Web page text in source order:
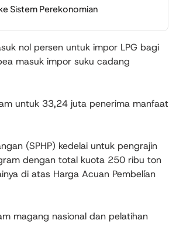
Sistem Perekonomian
nol persen untuk impor LPG bagi
masuk impor suku cadang
untuk 33,24 juta penerima manfaat
(SPHP) kedelai untuk pengrajin
dengan total kuota 250 ribu ton
di atas Harga Acuan Pembelían
magang nasional dan pelatihan